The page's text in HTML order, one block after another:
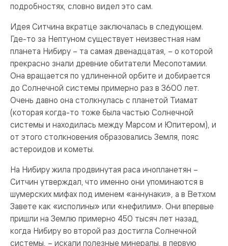
подробностях, словно видел это сам.
Идея Ситчина вкратце заключалась в следующем.
Где-то за Нептуном существует неизвестная нам
планета Нибиру – та самая двенадцатая, – о которой
прекрасно знали древние обитатели Месопотамии.
Она вращается по удлиненной орбите и добирается
до Солнечной системы примерно раз в 3600 лет.
Очень давно она столкнулась с планетой Тиамат
(которая когда-то тоже была частью Солнечной
системы и находилась между Марсом и Юпитером), и
от этого столкновения образовались Земля, пояс
астероидов и кометы.
На Нибиру жила продвинутая раса инопланетян –
Ситчин утверждал, что именно они упоминаются в
шумерских мифах под именем «аннунаки», а в Ветхом
Завете как «исполины» или «нефилим». Они впервые
пришли на Землю примерно 450 тысяч лет назад,
когда Нибиру во второй раз достигла Солнечной
системы, – искали полезные минералы, в первую